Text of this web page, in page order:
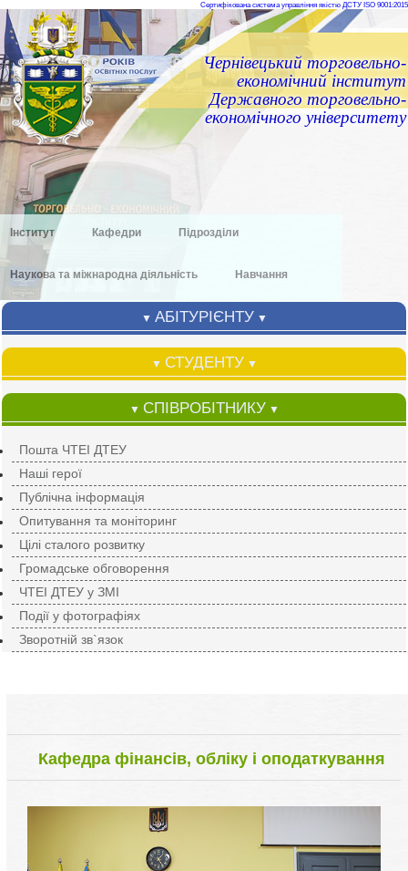
Чернівецький торговельно-
економічний інститут
Державного торговельно-
економічного університету
Сертифікована система управління якістю ДСТУ ISO 9001:2015
Інститут Кафедри Підрозділи
Наукова та міжнародна діяльність Навчання
▼ АБІТУРІЄНТУ ▼
▼ СТУДЕНТУ ▼
▼ СПІВРОБІТНИКУ ▼
Пошта ЧТЕІ ДТЕУ
Наші герої
Публічна інформація
Опитування та моніторинг
Цілі сталого розвитку
Громадське обговорення
ЧТЕІ ДТЕУ у ЗМІ
Події у фотографіях
Зворотній зв`язок
Кафедра фінансів, обліку і оподаткування